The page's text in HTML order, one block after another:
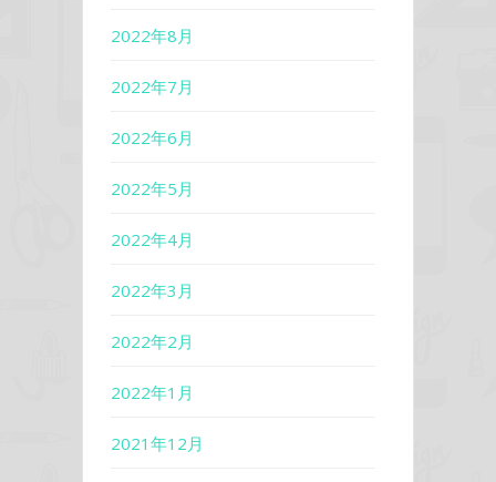
2022年8月
2022年7月
2022年6月
2022年5月
2022年4月
2022年3月
2022年2月
2022年1月
2021年12月